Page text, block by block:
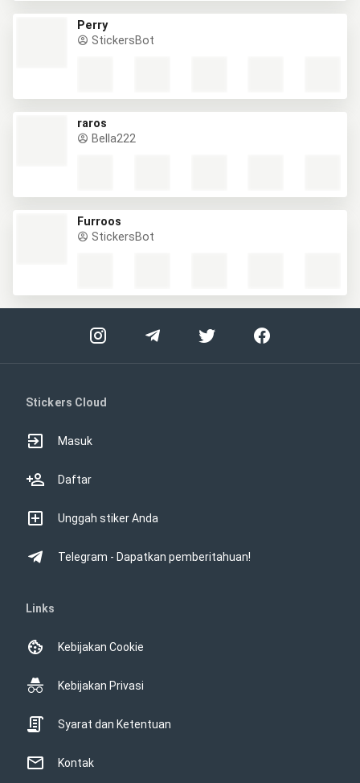
Perry
StickersBot
raros
Bella222
Furroos
StickersBot
Stickers Cloud
Masuk
Daftar
Unggah stiker Anda
Telegram - Dapatkan pemberitahuan!
Links
Kebijakan Cookie
Kebijakan Privasi
Syarat dan Ketentuan
Kontak